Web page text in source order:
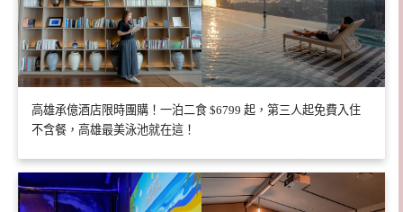
高雄承億酒店限時團購！一泊二食 $6799 起，第三人起免費入住
不含餐，高雄最美泳池就在這！